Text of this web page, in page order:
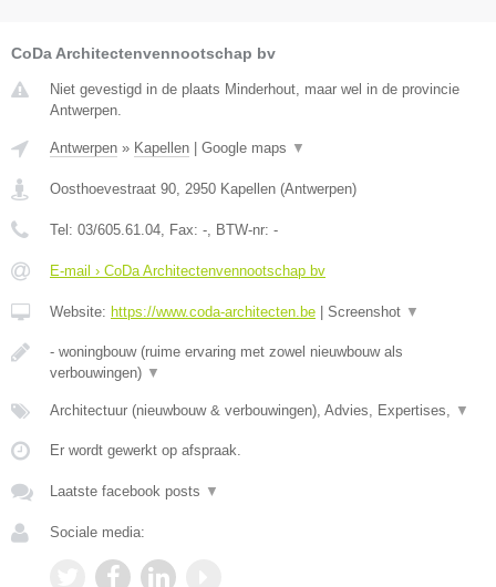
CoDa Architectenvennootschap bv
Niet gevestigd in de plaats Minderhout, maar wel in de provincie
Antwerpen.
Antwerpen » Kapellen Google maps ▼
Oosthoevestraat 90 2950 Kapellen (Antwerpen)
Tel: 03/605.61.04 , Fax: - , BTW-nr: -
E-mail › CoDa Architectenvennootschap bv
Website: https://www.coda-architecten.be Screenshot ▼
- woningbouw (ruime ervaring met zowel nieuwbouw als
verbouwingen) ▼
Architectuur (nieuwbouw & verbouwingen), Advies, Expertises, ▼
Er wordt gewerkt op afspraak.
Laatste facebook posts ▼
Sociale media: